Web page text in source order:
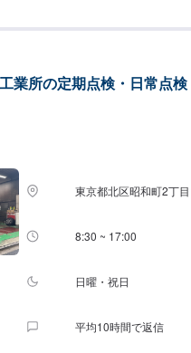
業所の定期点検・日常点検
東京都北区昭和町2丁
8:30 ~ 17:00
日曜・祝日
平均10時間で返信